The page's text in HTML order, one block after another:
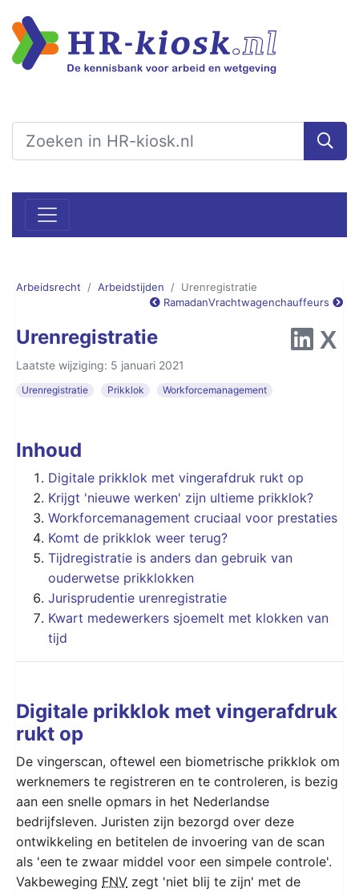
Arbeidsrecht Arbeidstijden
Urenregistratie
RamadanVrachtwagenchauffeurs
Urenregistratie
Laatste wijziging: 5 januari 2021
Urenregistratie Prikklok Workforcemanagement
Inhoud
Digitale prikklok met vingerafdruk rukt op
Krijgt 'nieuwe werken' zijn ultieme prikklok?
Workforcemanagement cruciaal voor prestaties
Komt de prikklok weer terug?
Tijdregistratie is anders dan gebruik van
ouderwetse prikklokken
Jurisprudentie urenregistratie
Kwart medewerkers sjoemelt met klokken van
tijd
Digitale prikklok met vingerafdruk
rukt op
De vingerscan, oftewel een biometrische prikklok om
werknemers te registreren en te controleren, is bezig
aan een snelle opmars in het Nederlandse
bedrijfsleven. Juristen zijn bezorgd over deze
ontwikkeling en betitelen de invoering van de scan
als 'een te zwaar middel voor een simpele controle'.
Vakbeweging FNV zegt 'niet blij te zijn' met de